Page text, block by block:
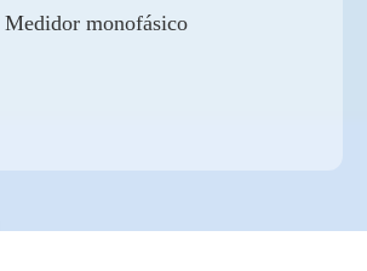
Medidor monofásico